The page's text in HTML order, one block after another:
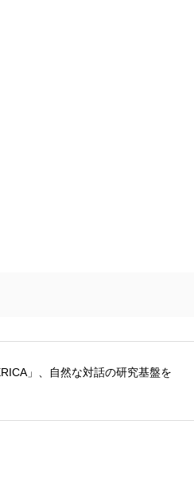
」、自然な対話の研究基盤を